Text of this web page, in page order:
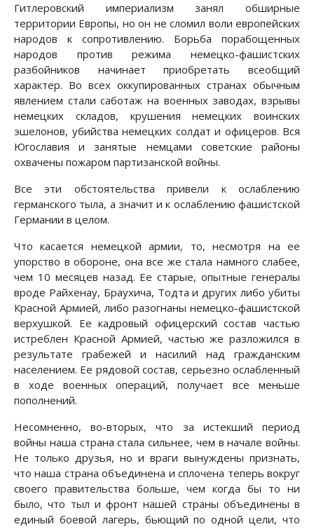
Гитлеровский империализм занял обширные
территории Европы, но он не сломил воли европейских
народов к сопротивлению. Борьба порабощенных
народов против режима немецко-фашистских
разбойников начинает приобретать всеобщий
характер. Во всех оккупированных странах обычным
явлением стали саботаж на военных заводах, взрывы
немецких складов, крушения немецких воинских
эшелонов, убийства немецких солдат и офицеров. Вся
Югославия и занятые немцами советские районы
охвачены пожаром партизанской войны.
Все эти обстоятельства привели к ослаблению
германского тыла, а значит и к ослаблению фашистской
Германии в целом.
Что касается немецкой армии, то, несмотря на ее
упорство в обороне, она все же стала намного слабее,
чем 10 месяцев назад. Ее старые, опытные генералы
вроде Райхенау, Браухича, Тодта и других либо убиты
Красной Армией, либо разогнаны немецко-фашистской
верхушкой. Ее кадровый офицерский состав частью
истреблен Красной Армией, частью же разложился в
результате грабежей и насилий над гражданским
населением. Ее рядовой состав, серьезно ослабленный
в ходе военных операций, получает все меньше
пополнений.
Несомненно, во-вторых, что за истекший период
войны наша страна стала сильнее, чем в начале войны.
Не только друзья, но и враги вынуждены признать,
что наша страна объединена и сплочена теперь вокруг
своего правительства больше, чем когда бы то ни
было, что тыл и фронт нашей страны объединены в
единый боевой лагерь, бьющий по одной цели, что